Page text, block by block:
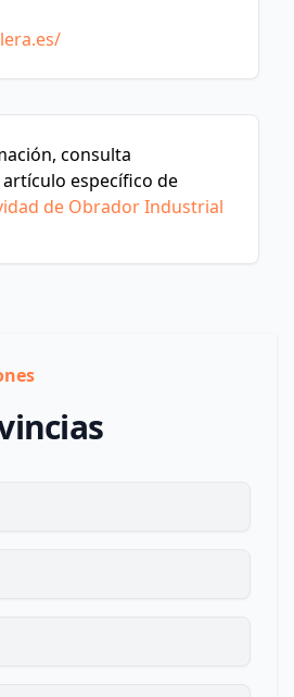
consulta
específico de
de Obrador Industrial